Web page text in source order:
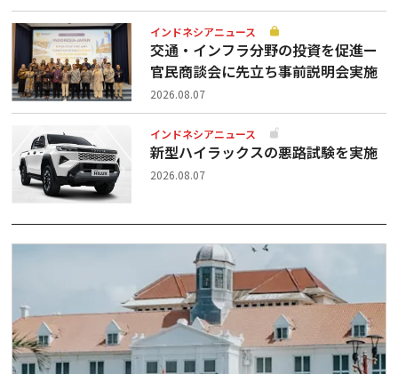
インドネシアニュース
交通・インフラ分野の投資を促進ー
官民商談会に先立ち事前説明会実施
2026.08.07
インドネシアニュース
新型ハイラックスの悪路試験を実施
2026.08.07